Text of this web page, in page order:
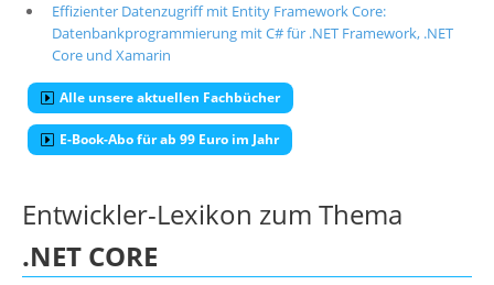
Effizienter Datenzugriff mit Entity Framework Core:
Datenbankprogrammierung mit C# für .NET Framework, .NET
Core und Xamarin
Alle unsere aktuellen Fachbücher
E-Book-Abo für ab 99 Euro im Jahr
Entwickler-Lexikon zum Thema
.NET CORE